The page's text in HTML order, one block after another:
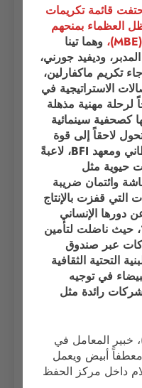
قائمة تكريمات
العظماء بمنحهم
(MBE)،
وهما تينا
وديفيد جورني،
تكريم ماكفارلين،
الاستراتيجية في
2025، تتويجاً لرحلة مهنية مذهلة
عاماً، بدأتها كصحفية سينمائية
لاحقاً إلى قوة
دافعة في مجلس الفيلم البريطاني ومعهد BFI، لاعبةً
حيوية مثل
وائتمان ضريبة
التي قفزت بالإنتاج
دورها الإنساني
البطولي خلال جائحة كوفيد-19، حيث ناضلت لتأمين
عبر صندوق
التحتية الثقافية
في توجيه
رائدة مثل